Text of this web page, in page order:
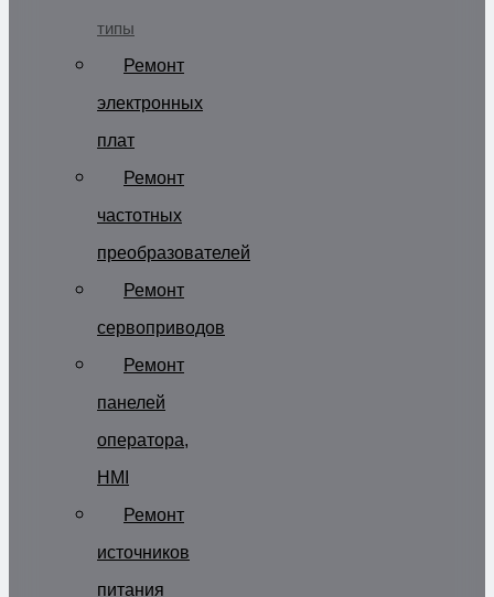
типы
Ремонт
электронных
плат
Ремонт
частотных
преобразователей
Ремонт
сервоприводов
Ремонт
панелей
оператора,
HMI
Ремонт
источников
питания